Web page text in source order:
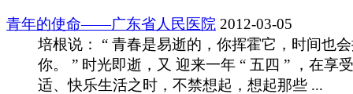
青年的使命——广东省人民医院 2012-03-05
培根说： “ 青春是易逝的，你挥霍它，时间也
你。 ” 时光即逝，又 迎来一年 “ 五四 ” ，在享
适、快乐生活之时，不禁想起，想起那些 ...